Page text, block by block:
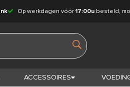
Op werkdagen vóór 17:00u besteld,
ACCESSOIRES